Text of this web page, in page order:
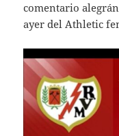
comentario
ayer del Athletic